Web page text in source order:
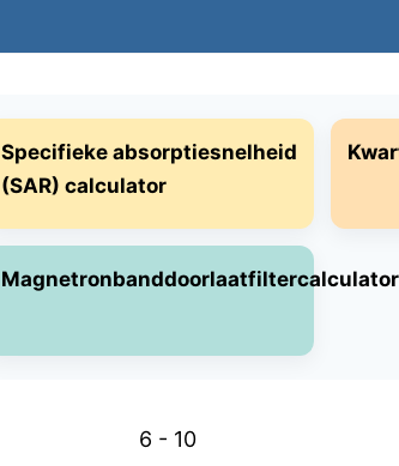
Specifieke absorptiesnelheid
(SAR) calculator
Magnetronbanddoorlaatfiltercalculator
6 - 10